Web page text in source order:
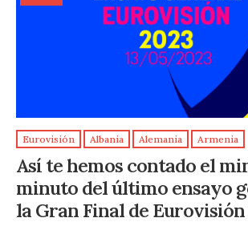
Eurovisión Albania Alemania Armenia
Así te hemos contado el
minuto del último ensayo
la Gran Final de Eurovisión